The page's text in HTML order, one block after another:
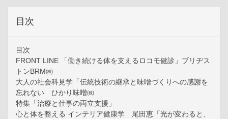
目次
目次
FRONT LINE 「働き続ける体を支えるロコモ健診」ブリヂス
トンBRM㈱
大人の社会科見学「伝統技術の継承と味噌づくりへの感謝を
忘れない ひかり味噌㈱
特集「治療と仕事の両立支援」
心と体を整える インテリア健康学 尾田恵「光が変わると、